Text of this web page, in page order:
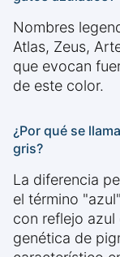
Nombres
Atlas, Zeus,
que evocan
de este color.
¿Por qué se
gris?
La diferencia
el término
con reflejo
genética de